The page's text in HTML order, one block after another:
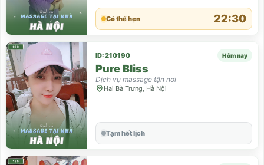
Có thể hẹn 22:30
ID: 210190 Hôm nay
Pure Bliss
Dịch vụ massage tận nơi
Hai Bà Trưng, Hà Nội
Tạm hết lịch